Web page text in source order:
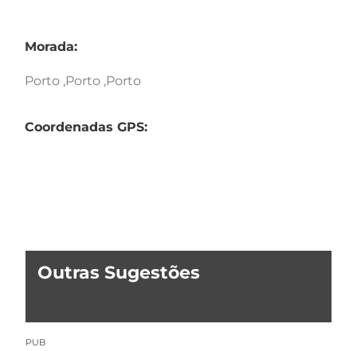
Morada:
Porto ,Porto ,Porto
Coordenadas GPS:
Outras Sugestões
PUB